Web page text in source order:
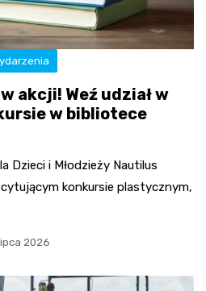
akcji! Weź udział w
w bibliotece
Dzieci i Młodzieży Nautilus
konkursie plastycznym,
2026